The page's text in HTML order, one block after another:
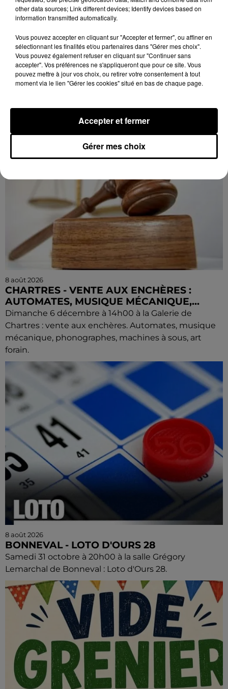
8 août 2026
LE COUDRAY - VENTE AUX ENCHÈRES :
TSF, TÉLÉPHONES
Mardi 15 décembre à 10h00 à l'espace des ventes du
8 août 2026
CHARTRES - VENTE AUX ENCHÈRES :
AUTOMATES, MUSIQUE MÉCANIQUE,...
Dimanche 6 décembre à 14h00 à la Galerie de
Chartres : vente aux enchères. Automates, musique
mécanique, phonographes, machines à sous, art
forain.
8 août 2026
BONNEVAL - LOTO D'OURS 28
Samedi 31 octobre à 20h00 à la salle Grégory
Lemarchal de Bonneval : Loto d'Ours 28.
other data sources; Link different devices; Identify devices based on
information transmitted automatically.
Vous pouvez accepter en cliquant sur "Accepter et fermer", ou affiner en
sélectionnant les finalités et/ou partenaires dans "Gérer mes choix".
Vous pouvez également refuser en cliquant sur "Continuer sans
accepter". Vos préférences ne s'appliqueront que pour ce site. Vous
pouvez mettre à jour vos choix, ou retirer votre consentement à tout
moment via le lien "Gérer les cookies" situé en bas de chaque page.
Gérer mes choix
Accepter et fermer